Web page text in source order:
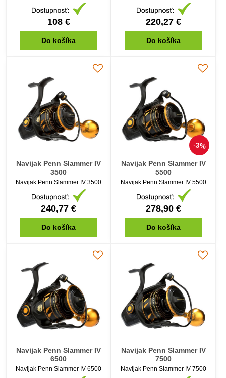
108 €
Do košíka
220,27 €
Do košíka
Navijak Penn Slammer IV
3500
Navijak Penn Slammer IV 3500
240,77 €
Do košíka
3%
Navijak Penn Slammer IV
5500
Navijak Penn Slammer IV 5500
278,90 €
Do košíka
Navijak Penn Slammer IV
6500
Navijak Penn Slammer IV 6500
Navijak Penn Slammer IV
7500
Navijak Penn Slammer IV 7500